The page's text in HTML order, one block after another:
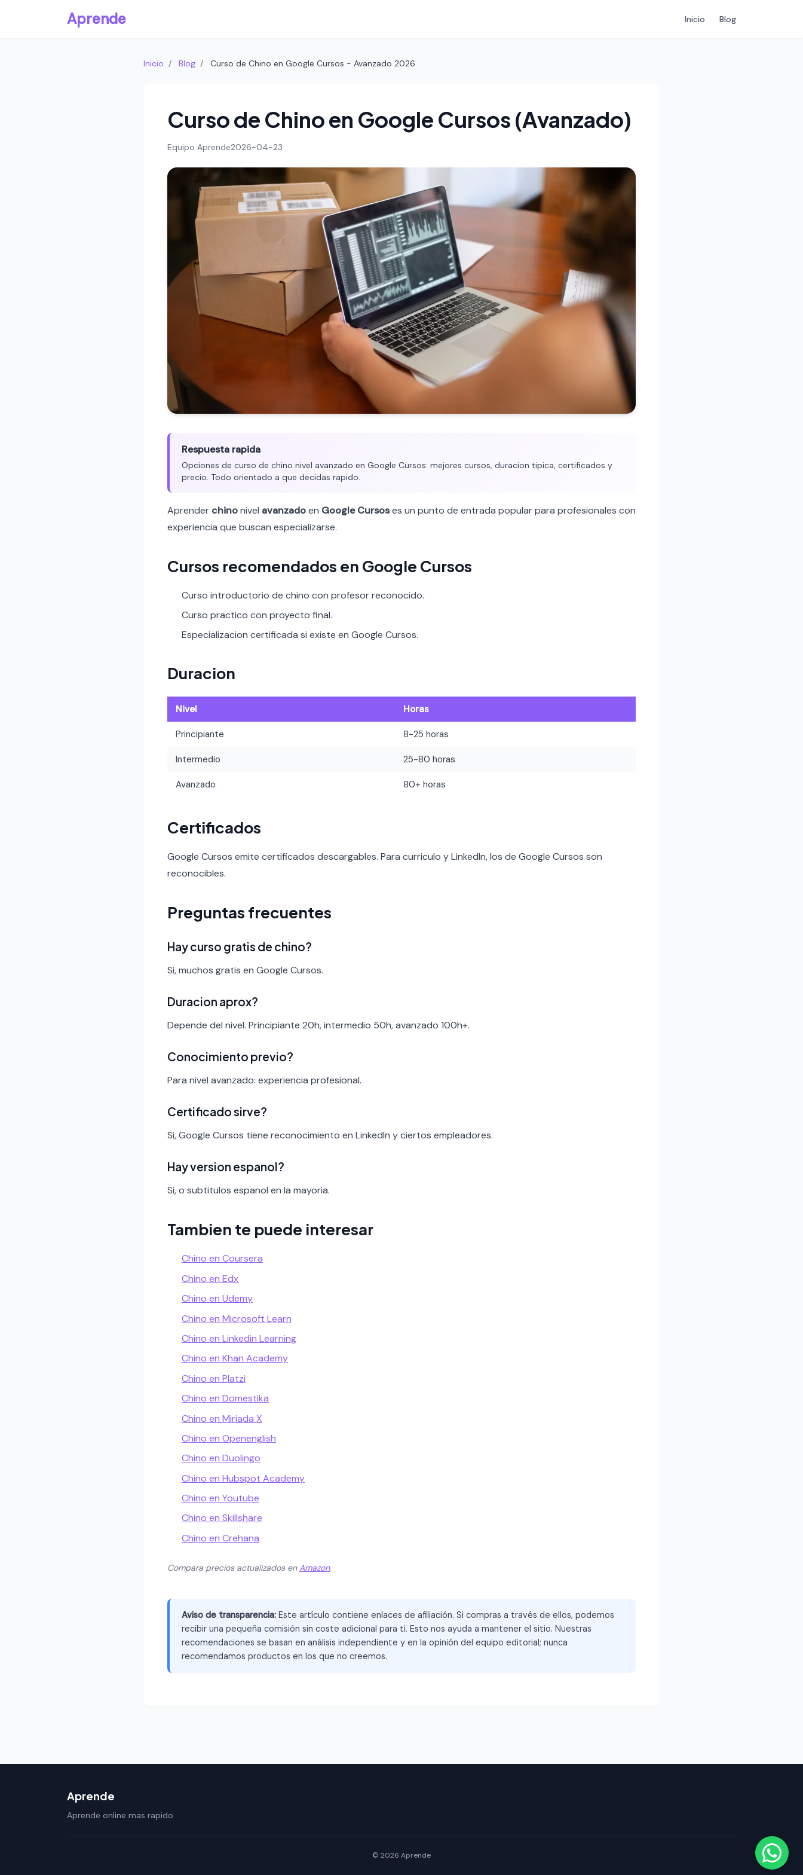
Aprende Inicio Blog
Inicio / Blog / Curso de Chino en Google Cursos - Avanzado 2026
Curso de Chino en Google Cursos (Avanzado)
Equipo Aprende2026-04-23
Respuesta rapida
Opciones de curso de chino nivel avanzado en Google Cursos: mejores cursos, duracion tipica, certificados y
precio. Todo orientado a que decidas rapido.
Aprender chinonivel avanzadoen Google Cursoses un punto de entrada popular para profesionales con
experiencia que buscan especializarse.
Cursos recomendados en Google Cursos
Curso introductorio de chino con profesor reconocido.
Curso practico con proyecto final.
Especializacion certificada si existe en Google Cursos.
Duracion
Nivel Horas
Principiante 8-25 horas
Intermedio 25-80 horas
Avanzado 80+ horas
Certificados
Google Cursos emite certificados descargables. Para curriculo y LinkedIn, los de Google Cursos son
reconocibles.
Preguntas frecuentes
Hay curso gratis de chino?
Si, muchos gratis en Google Cursos.
Duracion aprox?
Depende del nivel. Principiante 20h, intermedio 50h, avanzado 100h+.
Conocimiento previo?
Para nivel avanzado: experiencia profesional.
Certificado sirve?
Si, Google Cursos tiene reconocimiento en LinkedIn y ciertos empleadores.
Hay version espanol?
Si, o subtitulos espanol en la mayoria.
Tambien te puede interesar
Chino en Coursera
Chino en Edx
Chino en Udemy
Chino en Microsoft Learn
Chino en Linkedin Learning
Chino en Khan Academy
Chino en Platzi
Chino en Domestika
Chino en Miriada X
Chino en Openenglish
Chino en Duolingo
Chino en Hubspot Academy
Chino en Youtube
Chino en Skillshare
Chino en Crehana
Compara precios actualizados enAmazon.
Aviso de transparencia: Este artículo contiene enlaces de afiliación. Si compras a través de ellos, podemos
recibir una pequeña comisión sin coste adicional para ti. Esto nos ayuda a mantener el sitio. Nuestras
recomendaciones se basan en análisis independiente y en la opinión del equipo editorial; nunca
recomendamos productos en los que no creemos.
Aprende
Aprende online mas rapido
© 2026 Aprende